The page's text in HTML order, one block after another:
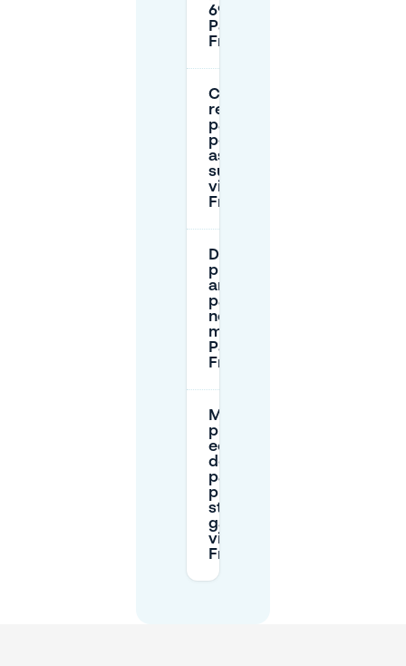
69 (vicino a
Park
Frankendael)?
Che tipo di
regole di
parcheggio
posso
aspettarmi
sulle strade
vicino a Park
Frankendael?
Devo
prenotare in
anticipo il
parcheggio
nei giorni di
mercato di
Park
Frankendael?
Mobypark è
più
economico
del
parcheggio
pubblico in
strada o dei
garage
vicino a Park
Frankendael?